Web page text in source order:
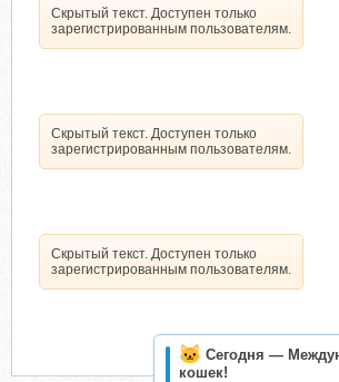
Сегодня —
кошек!
Скрытый текст. Доступен только
зарегистрированным пользователям.
Скрытый текст. Доступен только
зарегистрированным пользователям.
Скрытый текст. Доступен только
зарегистрированным пользователям.